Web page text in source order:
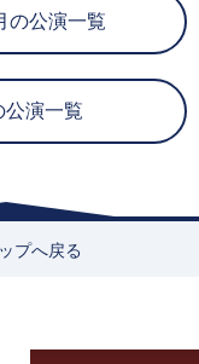
の公演一覧
公演一覧
プへ戻る